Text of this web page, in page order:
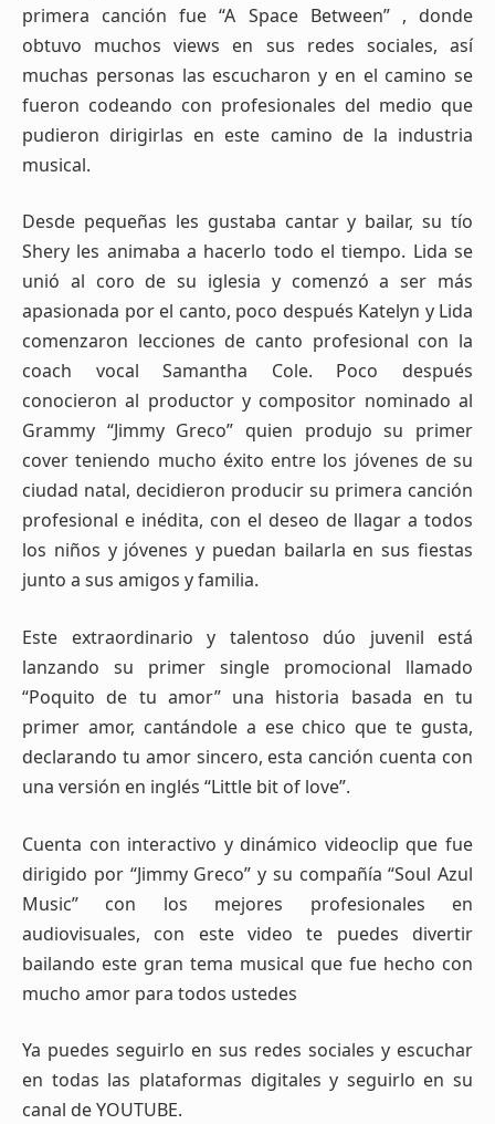
primera canción fue “A Space Between” , donde
obtuvo muchos views en sus redes sociales, así
muchas personas las escucharon y en el camino se
fueron codeando con profesionales del medio que
pudieron dirigirlas en este camino de la industria
musical.
Desde pequeñas les gustaba cantar y bailar, su tío
Shery les animaba a hacerlo todo el tiempo. Lida se
unió al coro de su iglesia y comenzó a ser más
apasionada por el canto, poco después Katelyn y Lida
comenzaron lecciones de canto profesional con la
coach vocal Samantha Cole. Poco después
conocieron al productor y compositor nominado al
Grammy “Jimmy Greco” quien produjo su primer
cover teniendo mucho éxito entre los jóvenes de su
ciudad natal, decidieron producir su primera canción
profesional e inédita, con el deseo de llagar a todos
los niños y jóvenes y puedan bailarla en sus fiestas
junto a sus amigos y familia.
Este extraordinario y talentoso dúo juvenil está
lanzando su primer single promocional llamado
“Poquito de tu amor” una historia basada en tu
primer amor, cantándole a ese chico que te gusta,
declarando tu amor sincero, esta canción cuenta con
una versión en inglés “Little bit of love”.
Cuenta con interactivo y dinámico videoclip que fue
dirigido por “Jimmy Greco” y su compañía “Soul Azul
Music” con los mejores profesionales en
audiovisuales, con este video te puedes divertir
bailando este gran tema musical que fue hecho con
mucho amor para todos ustedes
Ya puedes seguirlo en sus redes sociales y escuchar
en todas las plataformas digitales y seguirlo en su
canal de YOUTUBE.